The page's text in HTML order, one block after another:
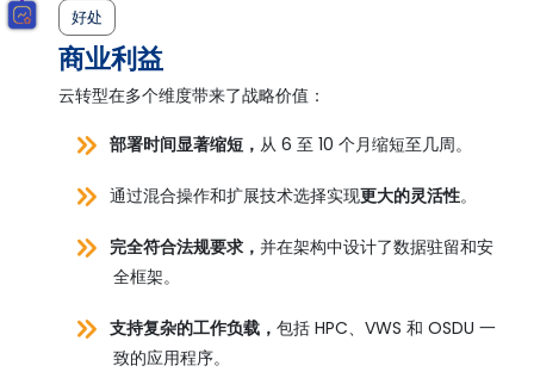
好处
商业利益
云转型在多个维度带来了战略价值：
部署时间显著缩短，从 6 至 10 个月缩短至几周。
通过混合操作和扩展技术选择实现更大的灵活性。
完全符合法规要求，并在架构中设计了数据驻留和安
全框架。
支持复杂的工作负载，包括 HPC、VWS 和 OSDU 一
致的应用程序。